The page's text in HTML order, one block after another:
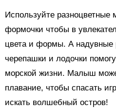
Используйте разноцветные
формочки чтобы в
цвета и формы. А
черепашки и лодочки
морской жизни. Малыш
плавание, чтобы спасать
искать волшебный остров!